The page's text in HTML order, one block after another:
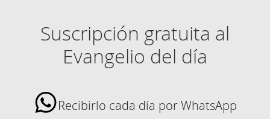
Suscripción gratuita al
Evangelio del día
Recibirlo cada día por WhatsApp